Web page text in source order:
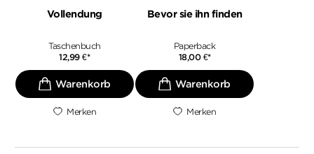
Vollendung
Taschenbuch
12,99€*
Merken
Bevor sie ihn finden
Paperback
18,00 €*
Merken